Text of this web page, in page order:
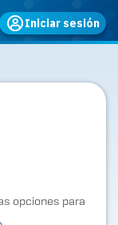
Iniciar sesión
opciones para